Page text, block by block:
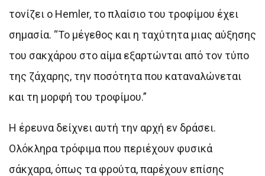
τονίζει ο Hemler, το πλαίσιο του τροφίμου έχει
σημασία. “Το μέγεθος και η ταχύτητα μιας αύξησης
του σακχάρου στο αίμα εξαρτώνται από τον τύπο
της ζάχαρης, την ποσότητα που καταναλώνεται
και τη μορφή του τροφίμου.”
Η έρευνα δείχνει αυτή την αρχή εν δράσει.
Ολόκληρα τρόφιμα που περιέχουν φυσικά
σάκχαρα, όπως τα φρούτα, παρέχουν επίσης